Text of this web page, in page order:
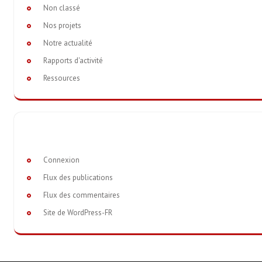
Non classé
Nos projets
Notre actualité
Rapports d'activité
Ressources
Connexion
Flux des publications
Flux des commentaires
Site de WordPress-FR